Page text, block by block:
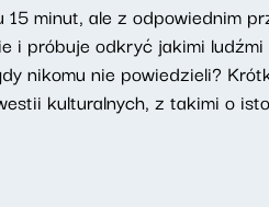
15 minut, ale z odpowiednim
i próbuje odkryć jakimi
nikomu nie powiedzieli?
kulturalnych, z takimi o